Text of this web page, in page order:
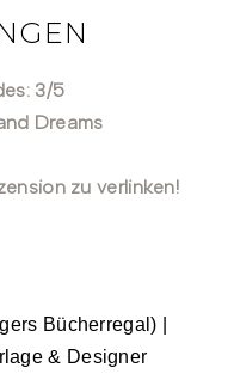
3/5
Dreams
zu verlinken!
Bücherregal) |
& Designer